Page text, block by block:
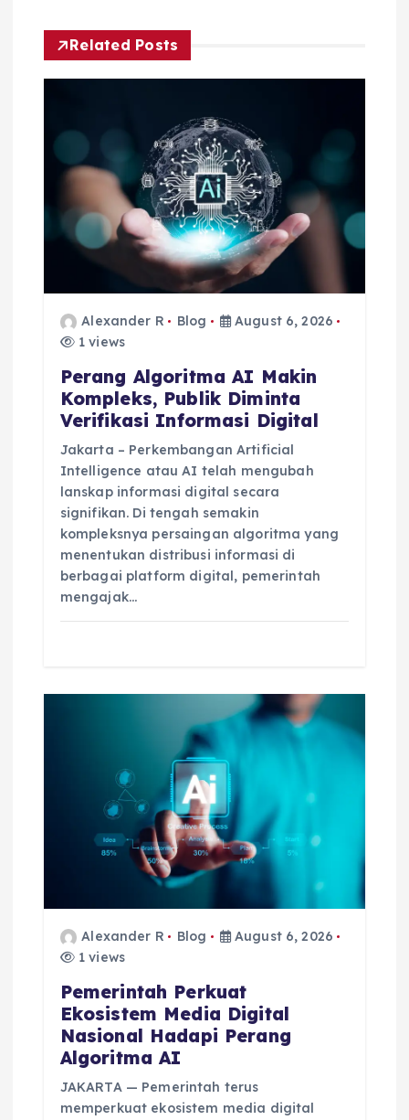
g
a
o
n
Related Posts
Alexander R Blog
August 6, 2026
1 views
Perang Algoritma AI Makin
Kompleks, Publik Diminta
Verifikasi Informasi Digital
Jakarta – Perkembangan Artificial
Intelligence atau AI telah mengubah
lanskap informasi digital secara
signifikan. Di tengah semakin
kompleksnya persaingan algoritma yang
menentukan distribusi informasi di
berbagai platform digital, pemerintah
mengajak…
Alexander R Blog
August 6, 2026
1 views
Pemerintah Perkuat
Ekosistem Media Digital
Nasional Hadapi Perang
Algoritma AI
JAKARTA — Pemerintah terus
memperkuat ekosistem media digital